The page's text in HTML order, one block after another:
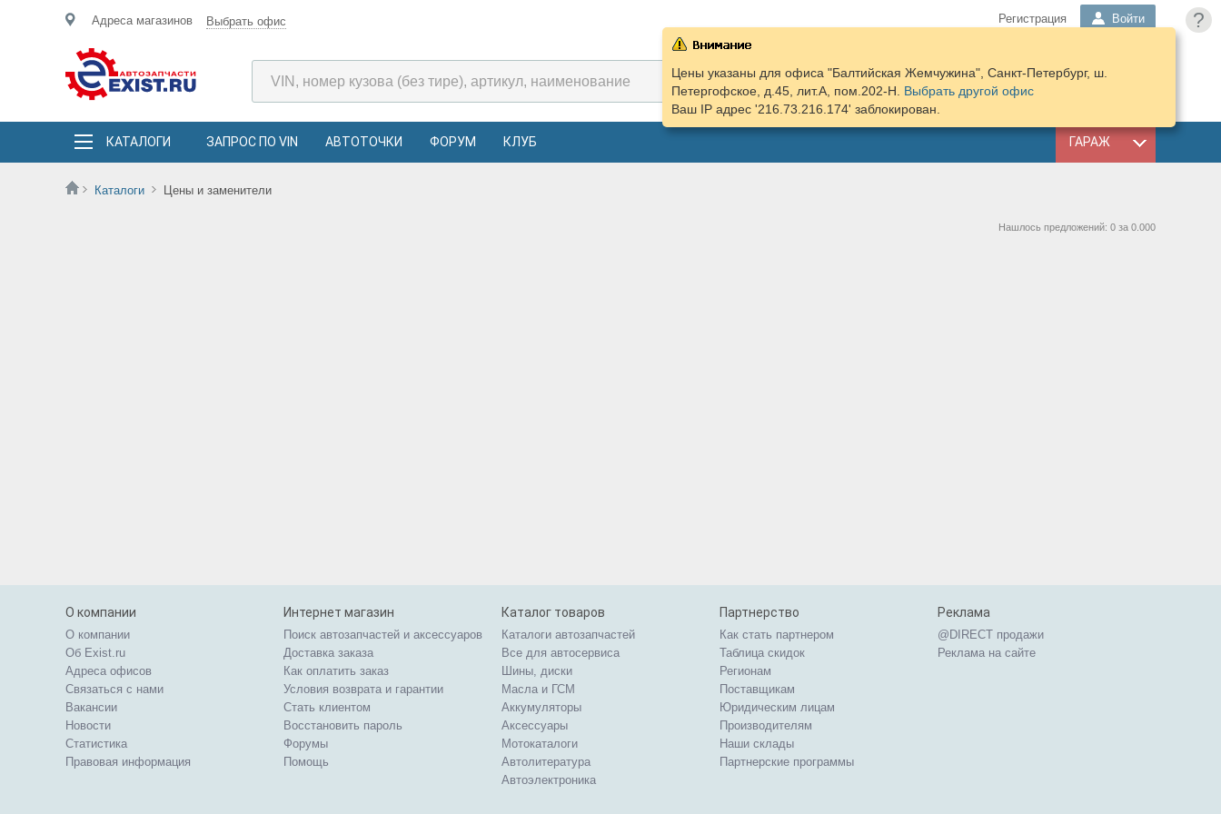
?
Адреса магазинов Выбрать офис Регистрация Войти
КОРЗИНА
ПОДОБРАТЬ
ЗАПЧАСТИ
КАТАЛОГИ ЗАПРОС ПО VIN АВТОТОЧКИ ФОРУМ КЛУБ ГАРАЖ
Каталоги Цены и заменители
Цены указаны для офиса "Балтийская Жемчужина", Санкт-Петербург, ш.
Петергофское, д.45, лит.А, пом.202-Н. Выбрать другой офис
Ваш IP адрес '216.73.216.174' заблокирован.
Нашлось предложений: 0 за 0.000
О компании
О компании
Об Exist.ru
Адреса офисов
Связаться с нами
Вакансии
Новости
Статистика
Правовая информация
Интернет магазин
Поиск автозапчастей и аксессуаров
Доставка заказа
Как оплатить заказ
Условия возврата и гарантии
Стать клиентом
Восстановить пароль
Форумы
Помощь
Каталог товаров
Каталоги автозапчастей
Все для автосервиса
Шины, диски
Масла и ГСМ
Аккумуляторы
Аксессуары
Мотокаталоги
Автолитература
Автоэлектроника
Партнерство
Как стать партнером
Таблица скидок
Регионам
Поставщикам
Юридическим лицам
Производителям
Наши склады
Партнерские программы
Реклама
@DIRECT продажи
Реклама на сайте